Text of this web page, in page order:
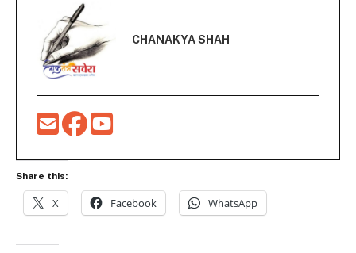
CHANAKYA SHAH
Share this:
X Facebook WhatsApp